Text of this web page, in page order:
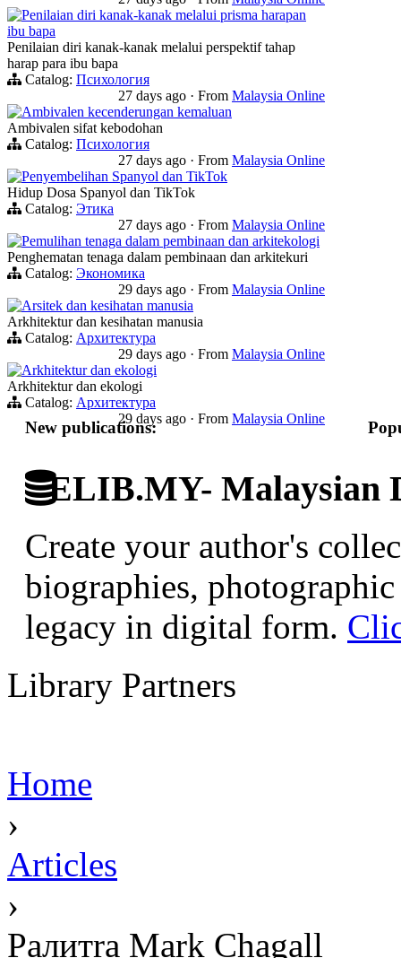
Penilaian diri kanak-kanak melalui prisma harapan
ibu bapa
Penilaian diri kanak-kanak melalui perspektif tahap
harap para ibu bapa
Catalog: Психология
27 days ago · From Malaysia Online
Ambivalen kecenderungan kemaluan
Ambivalen sifat kebodohan
Catalog: Психология
27 days ago · From Malaysia Online
Penyembelihan Spanyol dan TikTok
Hidup Dosa Spanyol dan TikTok
Catalog: Этика
27 days ago · From Malaysia Online
Pemulihan tenaga dalam pembinaan dan arkitekologi
Penghematan tenaga dalam pembinaan dan arkitekuri
Catalog: Экономика
29 days ago · From Malaysia Online
Arsitek dan kesihatan manusia
Arkhitektur dan kesihatan manusia
Catalog: Архитектура
29 days ago · From Malaysia Online
Arkhitektur dan ekologi
Arkhitektur dan ekologi
Catalog: Архитектура
29 days ago · From Malaysia Online
New publications:
ELIB.MY- Malaysian
Create your author's
biographies,
legacy in digital form.
Library Partners
Home
›
Articles
›
Pалитra Mark Chagall